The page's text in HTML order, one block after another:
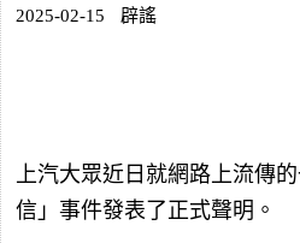
2025-02-15 辟謠
上汽大眾近日就網路上流傳
信」事件發表了正式聲明。